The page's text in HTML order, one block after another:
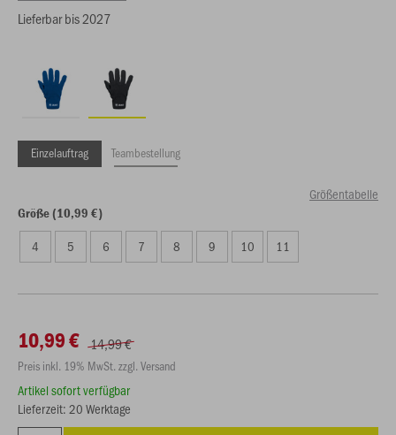
Lieferbar bis 2027
Einzelauftrag Teambestellung
Größentabelle
Größe (10,99 €)
4 5 6 7 8 9 10 11
10,99 € 14,99 €
Preis inkl. 19% MwSt. zzgl. Versand
Artikel sofort verfügbar
Lieferzeit: 20 Werktage